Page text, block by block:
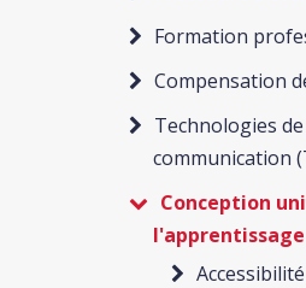
Formation
Compensation
Technologies
communication
Conception
l'apprentissage
Accessibilité